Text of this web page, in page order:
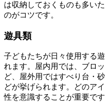
は収納しておくものも多い
のがコツです。
遊具類
子どもたちが日々使用する
れます。屋内用では、ブロ
ど、屋外用ではすべり台・
どが挙げられます。どのア
性を意識することが重要です